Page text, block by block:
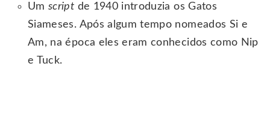
Umscript de 1940 introduzia os Gatos
Siameses. Após algum tempo nomeados Si e
Am, na época eles eram conhecidos como Nip
e Tuck.